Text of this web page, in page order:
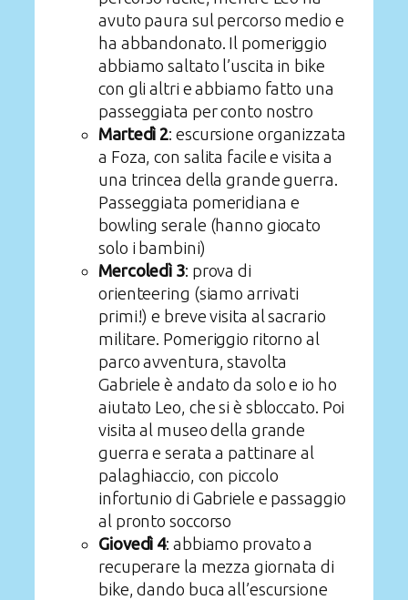
avuto paura sul percorso medio e
ha abbandonato. Il pomeriggio
abbiamo saltato l’uscita in bike
con gli altri e abbiamo fatto una
passeggiata per conto nostro
Martedì 2: escursione organizzata
a Foza, con salita facile e visita a
una trincea della grande guerra.
Passeggiata pomeridiana e
bowling serale (hanno giocato
solo i bambini)
Mercoledì 3: prova di
orienteering (siamo arrivati
primi!) e breve visita al sacrario
militare. Pomeriggio ritorno al
parco avventura, stavolta
Gabriele è andato da solo e io ho
aiutato Leo, che si è sbloccato. Poi
visita al museo della grande
guerra e serata a pattinare al
palaghiaccio, con piccolo
infortunio di Gabriele e passaggio
al pronto soccorso
Giovedì 4: abbiamo provato a
recuperare la mezza giornata di
bike, dando buca all’escursione